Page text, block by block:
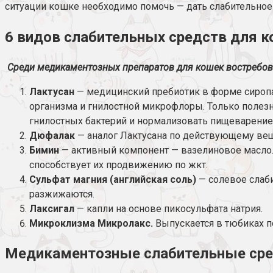
ситуации кошке необходимо помочь — дать
6 видов слабительных средств для
Среди медикаментозных препаратов для кошек
Лактусан — медицинский пребиотик в форме
организма и гнилостной микрофлоры. Только
гнилостных бактерий и нормализовать
Дюфалак — аналог Лактусана по действующему
Бимин— активный компонент — вазелиновое
способствует их продвижению по жкт.
Сульфат магния (английская соль) — солевое
разжижаются.
Лаксигал — капли на основе пикосульфата натрия.
Микроклизма Микролакс. Выпускается в тюбиках
Медикаментозные слабительные